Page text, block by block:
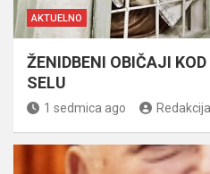
AKTUELNO
ŽENIDBENI OBIČAJI
SELU
1 sedmica ago Redakcija